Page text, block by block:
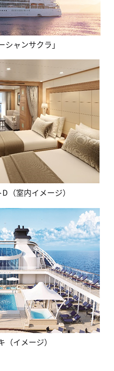
ャンサクラ」
（室内イメージ）
（イメージ）